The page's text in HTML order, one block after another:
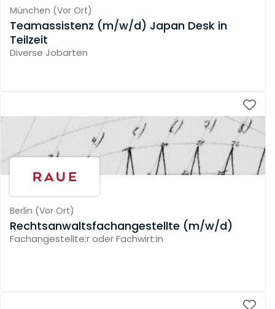
München (Vor Ort)
Teamassistenz (m/w/d) Japan Desk in
Teilzeit
Diverse Jobarten
Berlin (Vor Ort)
Rechtsanwaltsfachangestellte (m/w/d)
Fachangestellte:r oder Fachwirt:in